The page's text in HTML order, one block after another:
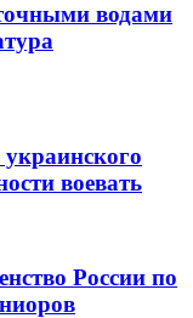
водами
украинского
воевать
России по